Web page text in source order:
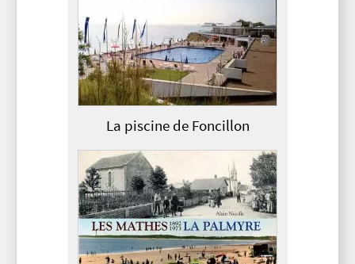
La piscine de Foncillon